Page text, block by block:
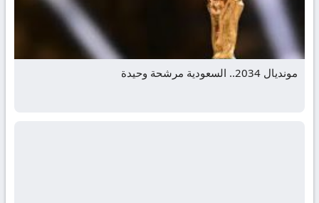
مونديال 2034.. السعودية مرشحة وحيدة